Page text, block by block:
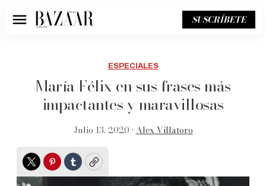
Menú SUSCRÍBETE
ESPECIALES
María Félix en sus frases más
impactantes y maravillosas
Julio 13, 2020 • Alex Villatoro
TwitterPinterest
TumblrCopy